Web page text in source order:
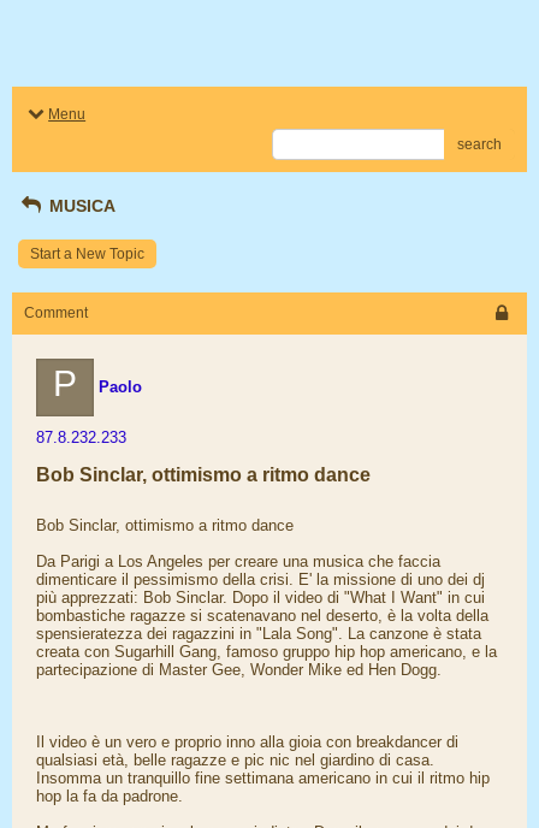
Menu
search
MUSICA
Start a New Topic
Comment
P Paolo
87.8.232.233
Bob Sinclar, ottimismo a ritmo dance
Bob Sinclar, ottimismo a ritmo dance
Da Parigi a Los Angeles per creare una musica che faccia
dimenticare il pessimismo della crisi. E' la missione di uno dei dj
più apprezzati: Bob Sinclar. Dopo il video di "What I Want" in cui
bombastiche ragazze si scatenavano nel deserto, è la volta della
spensieratezza dei ragazzini in "Lala Song". La canzone è stata
creata con Sugarhill Gang, famoso gruppo hip hop americano, e la
partecipazione di Master Gee, Wonder Mike ed Hen Dogg.
Il video è un vero e proprio inno alla gioia con breakdancer di
qualsiasi età, belle ragazze e pic nic nel giardino di casa.
Insomma un tranquillo fine settimana americano in cui il ritmo hip
hop la fa da padrone.